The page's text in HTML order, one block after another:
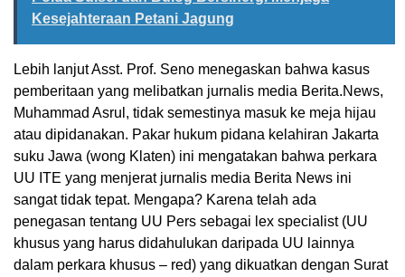
Kesejahteraan Petani Jagung
Lebih lanjut Asst. Prof. Seno menegaskan bahwa kasus
pemberitaan yang melibatkan jurnalis media Berita.News,
Muhammad Asrul, tidak semestinya masuk ke meja hijau
atau dipidanakan. Pakar hukum pidana kelahiran Jakarta
suku Jawa (wong Klaten) ini mengatakan bahwa perkara
UU ITE yang menjerat jurnalis media Berita News ini
sangat tidak tepat. Mengapa? Karena telah ada
penegasan tentang UU Pers sebagai lex specialist (UU
khusus yang harus didahulukan daripada UU lainnya
dalam perkara khusus – red) yang dikuatkan dengan Surat